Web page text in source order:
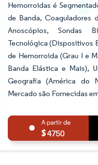
Hemorroidas é
de Banda, Coaguladores
Anoscópios, Sondas
Tecnológica (Dispositivos
de Hemorroida (Grau I e
Banda Elástica e Mais),
Geografia (América do
Mercado são Fornecidas
4750